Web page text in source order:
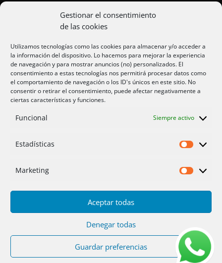
Gestionar el consentimiento
de las cookies
Utilizamos tecnologías como las cookies para almacenar y/o acceder a
la información del dispositivo. Lo hacemos para mejorar la experiencia
de navegación y para mostrar anuncios (no) personalizados. El
consentimiento a estas tecnologías nos permitirá procesar datos como
el comportamiento de navegación o los ID's únicos en este sitio. No
consentir o retirar el consentimiento, puede afectar negativamente a
ciertas características y funciones.
Funcional Siempre activo
Estadísticas
Marketing
Aceptar todas
Denegar todas
Guardar preferencias
Aire acondicionado Alicante
Aire acondicionador Murcia
Aire acondicionado San Juan
Privacidad
Servicios Fotos
Placas solares
Ofertas 2025/26 Contacto
DiseñoPC64| HostingDonCloud|Floridia